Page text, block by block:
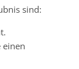
sind:
einen